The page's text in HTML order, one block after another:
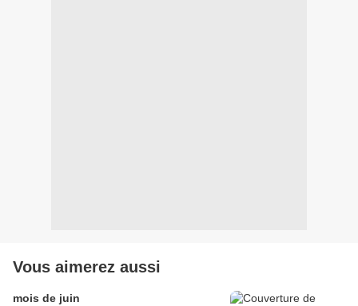
Vous aimerez aussi
mois de juin